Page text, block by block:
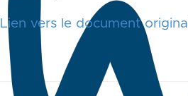
Lien vers le document original